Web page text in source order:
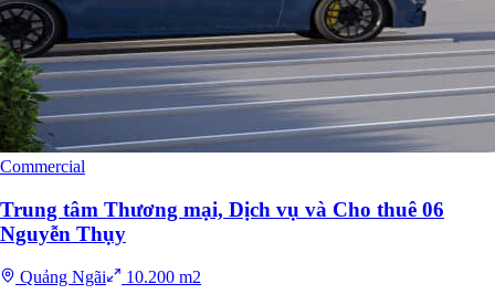
Commercial
Trung tâm Thương mại, Dịch vụ và Cho thuê 06
Nguyễn Thụy
Quảng Ngãi 10.200 m2